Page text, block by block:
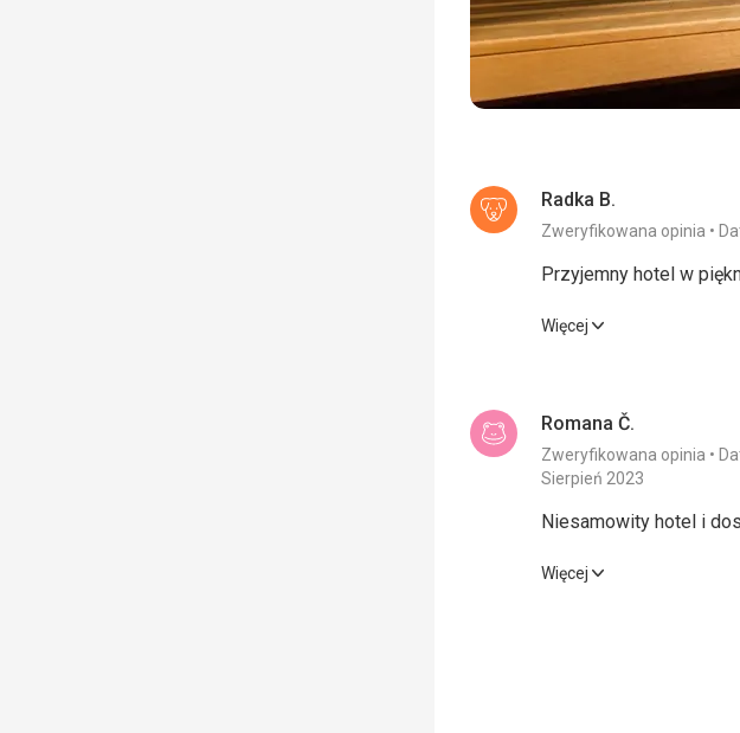
Radka B.
Zweryfikowana opinia
Przyjemny hotel w
Przyjemny hotel w
Zakwaterowanie
Okolica
Wysokiej jakości
Hotel jest ładny,
Ta recenzja została
Więcej
Romana Č.
Zweryfikowana opinia
Sierpień 2023
Niesamowity hotel i
Niesamowity hotel i
Więcej